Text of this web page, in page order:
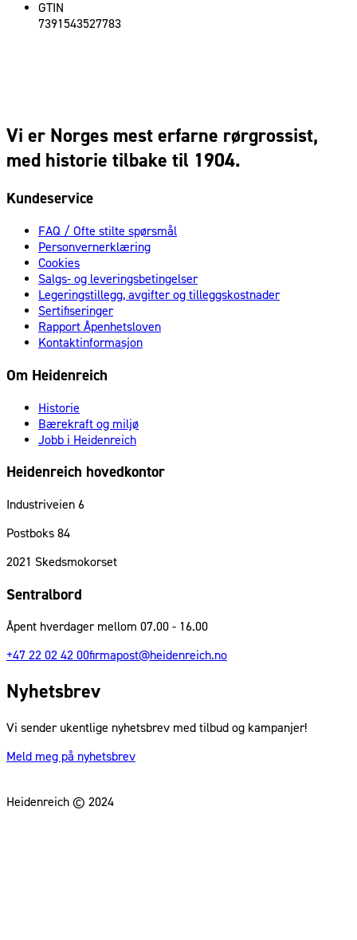
GTIN
7391543527783
Vi er Norges mest erfarne rørgrossist,
med historie tilbake til 1904.
Kundeservice
FAQ / Ofte stilte spørsmål
Personvernerklæring
Cookies
Salgs- og leveringsbetingelser
Legeringstillegg, avgifter og tilleggskostnader
Sertifiseringer
Rapport Åpenhetsloven
Kontaktinformasjon
Om Heidenreich
Historie
Bærekraft og miljø
Jobb i Heidenreich
Heidenreich hovedkontor
Industriveien 6
Postboks 84
2021 Skedsmokorset
Sentralbord
Åpent hverdager mellom 07.00 - 16.00
+47 22 02 42 00firmapost@heidenreich.no
Nyhetsbrev
Vi sender ukentlige nyhetsbrev med tilbud og kampanjer!
Meld meg på nyhetsbrev
Heidenreich © 2024